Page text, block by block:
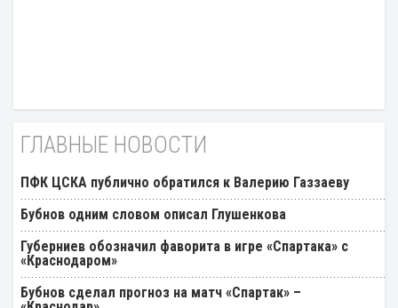
ГЛАВНЫЕ НОВОСТИ
ПФК ЦСКА публично обратился к Валерию Газзаеву
Бубнов одним словом описал Глушенкова
Губерниев обозначил фаворита в игре «Спартака» с
«Краснодаром»
Бубнов сделал прогноз на матч «Спартак» –